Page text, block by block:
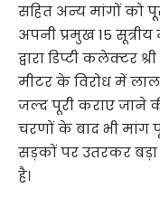
सहित अन्य मांगों को
अपनी प्रमुख 15
द्वारा डिप्टी कलेक्टर
मीटर के विरोध में
जल्द पूरी कराए जाने
चरणों के बाद भी मांग
सड़कों पर उतरकर
है।